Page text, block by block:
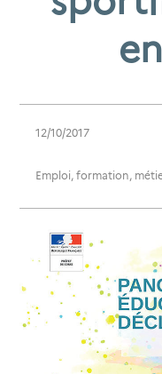
12/10/2017
Emploi, formation,